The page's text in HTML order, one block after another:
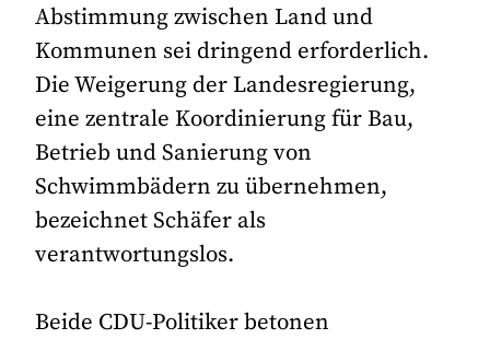
Abstimmung zwischen Land und
Kommunen sei dringend erforderlich.
Die Weigerung der Landesregierung,
eine zentrale Koordinierung für Bau,
Betrieb und Sanierung von
Schwimmbädern zu übernehmen,
bezeichnet Schäfer als
verantwortungslos.
Beide CDU-Politiker betonen